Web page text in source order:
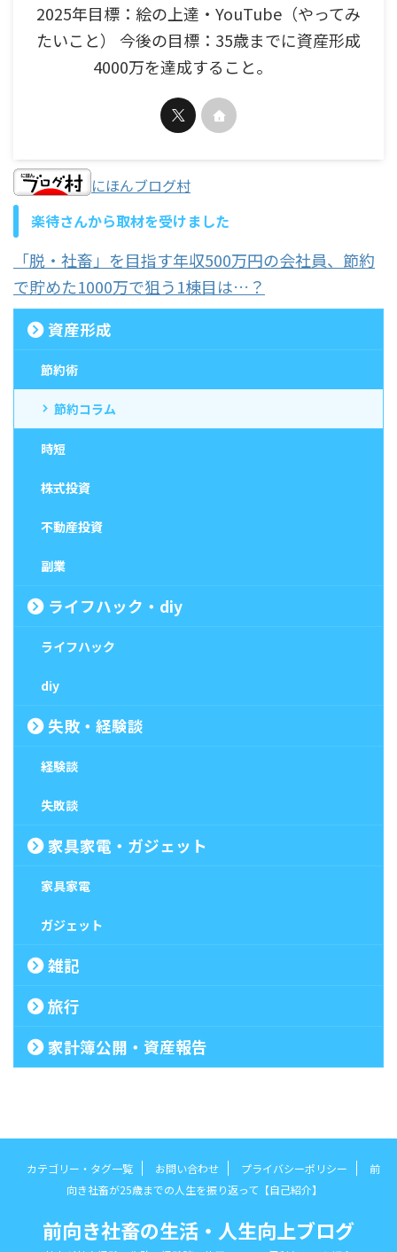
2025年目標：絵の上達・YouTube（やってみ
たいこと） 今後の目標：35歳までに資産形成
4000万を達成すること。
にほんブログ村
楽待さんから取材を受けました
「脱・社畜」を目指す年収500万円の会社員、節約
で貯めた1000万で狙う1棟目は…？
資産形成
節約術
節約コラム
時短
株式投資
不動産投資
副業
ライフハック・diy
ライフハック
diy
失敗・経験談
経験談
失敗談
家具家電・ガジェット
家具家電
ガジェット
雑記
旅行
家計簿公開・資産報告
カテゴリー・タグ一覧 お問い合わせ プライバシーポリシー
前
向き社畜が25歳までの人生を振り返って【自己紹介】
前向き社畜の生活・人生向上ブログ